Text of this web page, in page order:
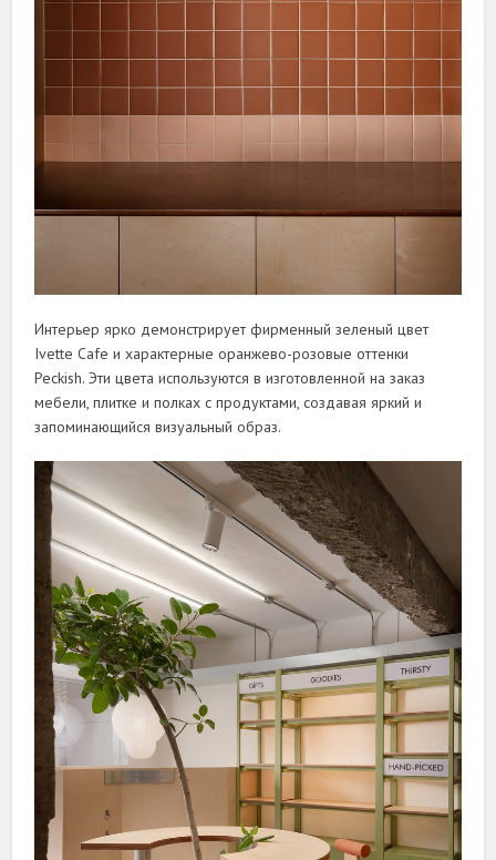
Интерьер ярко демонстрирует фирменный зеленый цвет
Ivette Cafe и характерные оранжево-розовые оттенки
Peckish. Эти цвета используются в изготовленной на заказ
мебели, плитке и полках с продуктами, создавая яркий и
запоминающийся визуальный образ.